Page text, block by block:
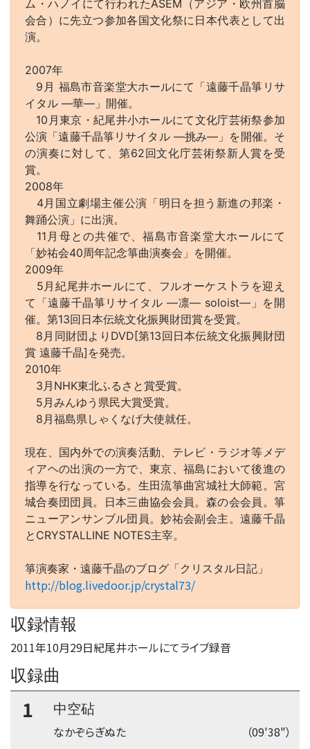
ム・ハノイにて行われたASEM（アジア・欧州首脳
会合）に先立つ参加各国文化祭に日本代表として出
演。
2007年
9月 福島市音楽堂大ホールにて「遠藤千晶箏リサ
イタル ―華―」開催。
10月東京・紀尾井小ホールにて文化庁芸術祭参加
公演「遠藤千晶箏リサイタル ―挑み―」を開催。そ
の演奏に対して、第62回文化庁芸術祭新人賞を受
賞。
2008年
4月国立劇場主催公演「明日を担う新進の邦楽・
舞踊公演」に出演。
11月母との共催で、福島市音楽堂大ホールにて
「妙祐会40周年記念箏曲演奏会」を開催。
2009年
5月紀尾井ホールにて、フルオーケス卜ラを迎え
て「遠藤千晶箏リサイタル ―凛― soloist―」を開
催。第13回日本伝統文化振興財団賞を受賞。
8月同財団よりDVD[第13回日本伝統文化振興財団
賞 遠藤千晶]を発売。
2010年
3月NHK東北ふるさと賞受賞。
5月みんゆう県民大賞受賞。
8月福島県しゃくなげ大使就任。
現在、国内外での演奏活動、テレビ・ラジオ等メデ
ィアヘの出演の一方で、東京、福島において後進の
指導を行なっている。生田流箏曲宮城社大師範。宮
城合奏団団員。日本三曲協会会員。森の会会員。箏
ニューアンサンブル団員。妙祐会副会主。遠藤千晶
とCRYSTALLINE NOTES主宰。
箏演奏家・遠藤千晶のブログ「クリスタル日記」
http://blog.livedoor.jp/crystal73/
収録情報
2011年10月29日紀尾井ホールにてライブ録音
収録曲
1
中空砧
（09'38"）
なかぞらぎぬた